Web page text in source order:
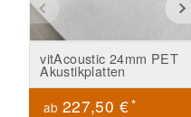
vitAcoustic 24mm PET
Akustikplatten
ab 227,50 €*